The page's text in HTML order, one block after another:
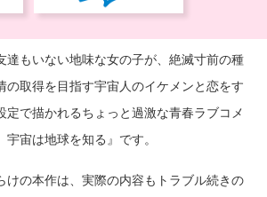
達もいない地味な女の子が、絶滅寸前の種
の取得を目指す宇宙人のイケメンと恋をす
定で描かれるちょっと過激な青春ラブコメ
宙は地球を知る』です。
けの本作は、実際の内容もトラブル続きの